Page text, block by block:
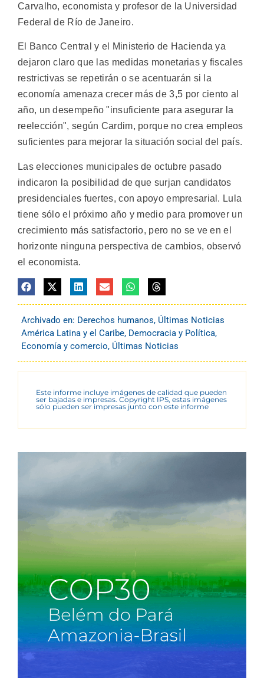
Carvalho, economista y profesor de la Universidad
Federal de Río de Janeiro.
El Banco Central y el Ministerio de Hacienda ya
dejaron claro que las medidas monetarias y fiscales
restrictivas se repetirán o se acentuarán si la
economía amenaza crecer más de 3,5 por ciento al
año, un desempeño "insuficiente para asegurar la
reelección", según Cardim, porque no crea empleos
suficientes para mejorar la situación social del país.
Las elecciones municipales de octubre pasado
indicaron la posibilidad de que surjan candidatos
presidenciales fuertes, con apoyo empresarial. Lula
tiene sólo el próximo año y medio para promover un
crecimiento más satisfactorio, pero no se ve en el
horizonte ninguna perspectiva de cambios, observó
el economista.
Archivado en: Derechos humanos, Últimas Noticias
América Latina y el Caribe, Democracia y Política,
Economía y comercio, Últimas Noticias
Este informe incluye imágenes de calidad que pueden
ser bajadas e impresas. Copyright IPS, estas imágenes
sólo pueden ser impresas junto con este informe